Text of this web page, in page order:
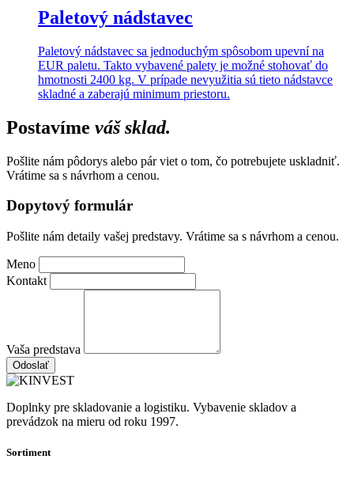
Paletový nádstavec
Paletový nádstavec sa jednoduchým spôsobom upevní na
EUR paletu. Takto vybavené palety je možné stohovať do
hmotnosti 2400 kg. V prípade nevyužitia sú tieto nádstavce
skladné a zaberajú minimum priestoru.
Postavíme váš sklad.
Pošlite nám pôdorys alebo pár viet o tom, čo potrebujete uskladniť.
Vrátime sa s návrhom a cenou.
Dopytový formulár
Pošlite nám detaily vašej predstavy. Vrátime sa s návrhom a cenou.
Meno
Kontakt
Vaša predstava
Odoslať
Doplnky pre skladovanie a logistiku. Vybavenie skladov a
prevádzok na mieru od roku 1997.
Sortiment